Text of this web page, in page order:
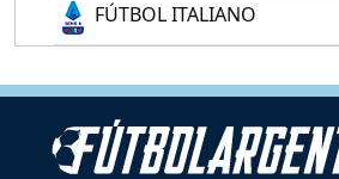
FÚTBOL ITALIANO